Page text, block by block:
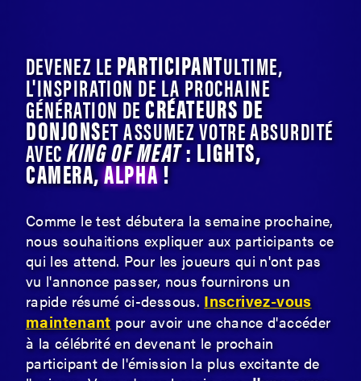
DEVENEZ LEPARTICIPANTULTIME,
L'INSPIRATION DE LA PROCHAINE
GÉNÉRATION DECRÉATEURS DE
DONJONSET ASSUMEZ VOTRE ABSURDITÉ
AVECKING OF MEAT: LIGHTS,
CAMERA,ALPHA!
Comme le test débutera la semaine prochaine,
nous souhaitions expliquer aux participants ce
qui les attend. Pour les joueurs qui n'ont pas
vu l'annonce passer, nous fournirons un
rapide résumé ci-dessous. Inscrivez-vous
maintenant pour avoir une chance d'accéder
à la célébrité en devenant le prochain
participant de l'émission la plus excitante de